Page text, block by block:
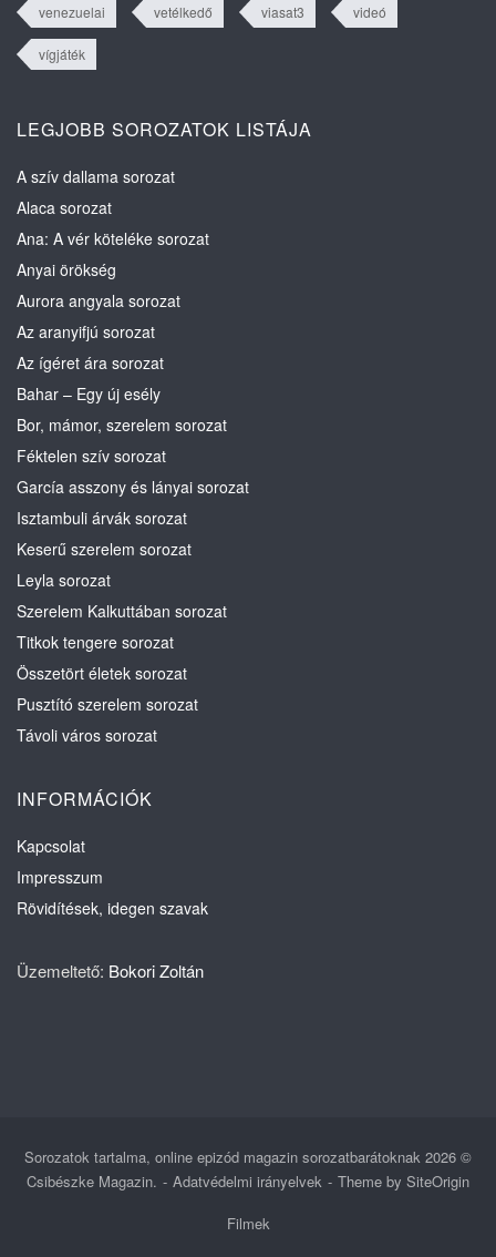
venezuelai vetélkedő viasat3 videó
vígjáték
LEGJOBB SOROZATOK LISTÁJA
A szív dallama sorozat
Alaca sorozat
Ana: A vér köteléke sorozat
Anyai örökség
Aurora angyala sorozat
Az aranyifjú sorozat
Az ígéret ára sorozat
Bahar – Egy új esély
Bor, mámor, szerelem sorozat
Féktelen szív sorozat
García asszony és lányai sorozat
Isztambuli árvák sorozat
Keserű szerelem sorozat
Leyla sorozat
Szerelem Kalkuttában sorozat
Titkok tengere sorozat
Összetört életek sorozat
Pusztító szerelem sorozat
Távoli város sorozat
INFORMÁCIÓK
Kapcsolat
Impresszum
Rövidítések, idegen szavak
Üzemeltető: Bokori Zoltán
Sorozatok tartalma, online epizód magazin sorozatbarátoknak 2026 ©
Csibészke Magazin.
Adatvédelmi irányelvek Theme by SiteOrigin
Filmek